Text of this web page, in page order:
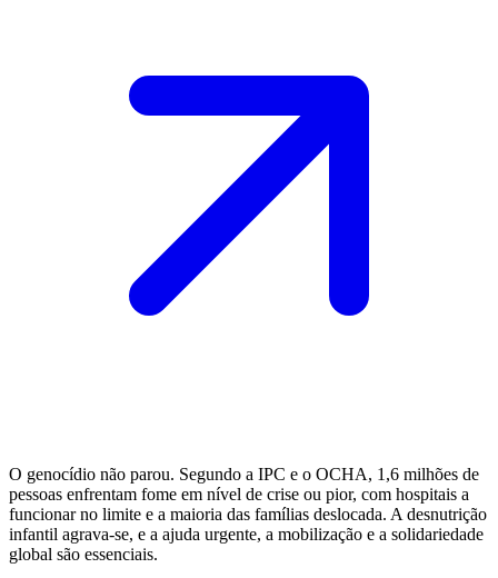
O genocídio não parou. Segundo a IPC e o OCHA, 1,6 milhões de
pessoas enfrentam fome em nível de crise ou pior, com hospitais a
funcionar no limite e a maioria das famílias deslocada. A desnutrição
infantil agrava-se, e a ajuda urgente, a mobilização e a solidariedade
global são essenciais.